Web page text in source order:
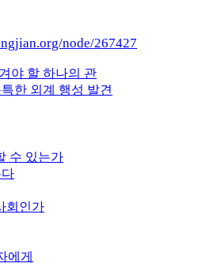
node/267427
야 할 하나의 관
한 외계 행성 발견
수 있는가
회인가
에게